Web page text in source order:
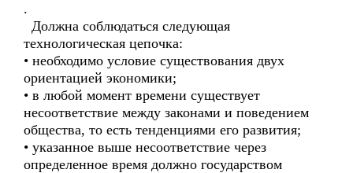
.
Должна соблюдаться следующая
технологическая цепочка:
• необходимо условие существования двух
ориентацией экономики;
• в любой момент времени существует
несоответствие между законами и поведением
общества, то есть тенденциями его развития;
• указанное выше несоответствие через
определенное время должно государством